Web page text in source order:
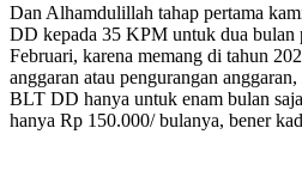
Dan Alhamdulillah tahap pertama
DD kepada 35 KPM untuk dua bulan
Februari, karena memang di tahun
anggaran atau pengurangan
BLT DD hanya untuk enam bulan
hanya Rp 150.000/ bulanya, bener